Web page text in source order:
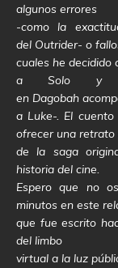
algunos errores
-como la
del Outrider- o
cuales he decidido
a Solo y
en Dagobah
a Luke-. El
ofrecer una retrato
de la saga
historia del cine.
Espero que no
minutos en este
que fue escrito
del limbo
virtual a la luz